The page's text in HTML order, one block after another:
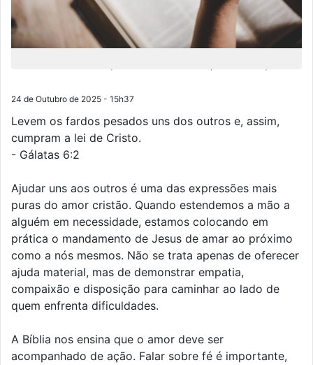
24 de Outubro de 2025 - 15h37
Levem os fardos pesados uns dos outros e, assim,
cumpram a lei de Cristo.
- Gálatas 6:2
Ajudar uns aos outros é uma das expressões mais
puras do amor cristão. Quando estendemos a mão a
alguém em necessidade, estamos colocando em
prática o mandamento de Jesus de amar ao próximo
como a nós mesmos. Não se trata apenas de oferecer
ajuda material, mas de demonstrar empatia,
compaixão e disposição para caminhar ao lado de
quem enfrenta dificuldades.
A Bíblia nos ensina que o amor deve ser
acompanhado de ação. Falar sobre fé é importante,